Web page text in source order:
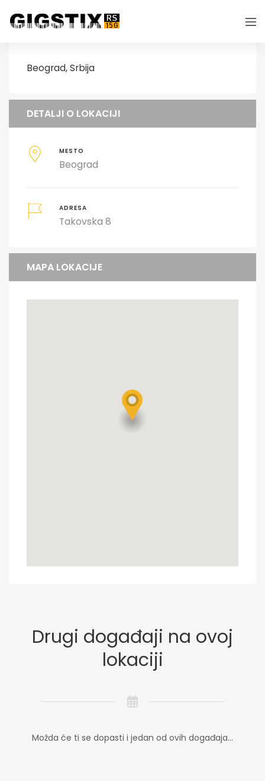
Beograd, Srbija
DETALJI O LOKACIJI
MESTO
Beograd
ADRESA
Takovska 8
MAPA LOKACIJE
Drugi događaji na ovoj
lokaciji
Možda će ti se dopasti i jedan od ovih događaja...